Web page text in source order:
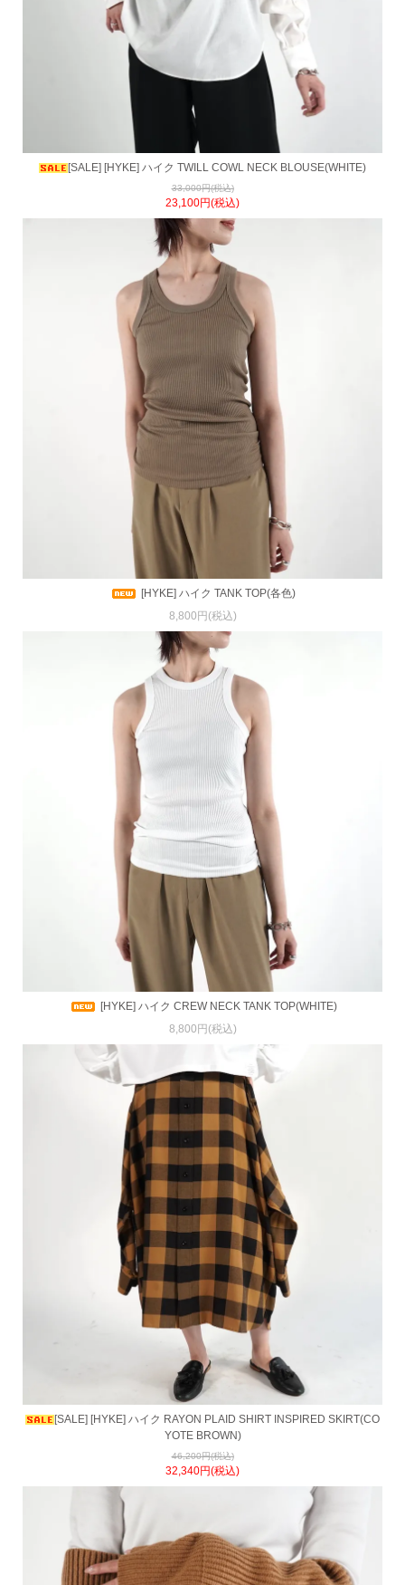
[SALE] [HYKE] ハイク TWILL COWL NECK BLOUSE(WHITE)
33,000円(税込)
23,100円(税込)
[HYKE] ハイク TANK TOP(各色)
8,800円(税込)
[HYKE] ハイク CREW NECK TANK TOP(WHITE)
8,800円(税込)
[SALE] [HYKE] ハイク RAYON PLAID SHIRT INSPIRED SKIRT(CO
YOTE BROWN)
46,200円(税込)
32,340円(税込)